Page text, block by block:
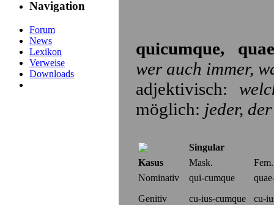
Navigation
Forum
News
Lexikon
Verweise
Downloads
quicumque,
wer auch immer,
adjektivisch:
möglich: jeder,
Singular
Kasus
Mask.
Fem.
Nominativ
qui-cumque
Genitiv
cu-ius-cumque cu-i